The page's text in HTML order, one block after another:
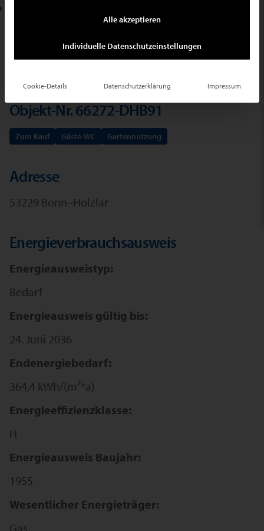
Ihr Suchauftrag
Objekt-Nr. 66272-DHB91
Zum Kauf Gäste-WC Gartennutzung
Adresse
53229 Bonn–Holzlar
Energieverbrauchsausweis
Energieausweistyp:
Bedarf
Energieausweis gültig bis:
24. Juni 2036
Endenergiebedarf:
364,4 kWh/(m²*a)
Energieeffizienzklasse:
H
Energieausweis Baujahr:
1955
Wesentlicher Energieträger:
Gas
Alle akzeptieren
Individuelle Datenschutzeinstellungen
Cookie-Details Datenschutzerklärung Impressum